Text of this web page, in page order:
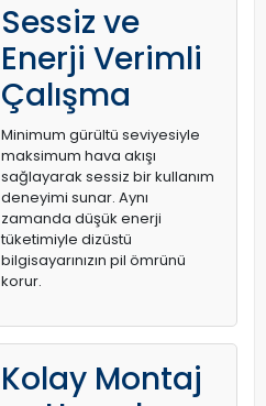
Sessiz ve
Enerji Verimli
Çalışma
Minimum gürültü seviyesiyle
maksimum hava akışı
sağlayarak sessiz bir kullanım
deneyimi sunar. Aynı
zamanda düşük enerji
tüketimiyle dizüstü
bilgisayarınızın pil ömrünü
korur.
Kolay Montaj